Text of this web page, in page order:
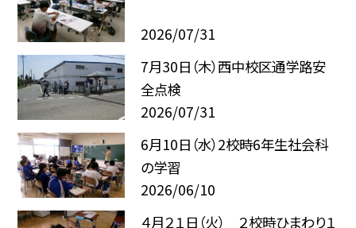
2026/07/31
7月30日（木）西中校区通学路安
全点検
2026/07/31
6月10日（水）2校時6年生社会科
の学習
2026/06/10
４月２１日（火） ２校時ひまわり１